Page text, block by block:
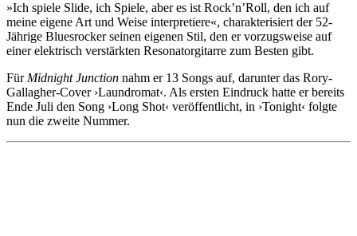
»Ich spiele Slide, ich Spiele, aber es ist Rock’n’Roll, den ich auf
meine eigene Art und Weise interpretiere«, charakterisiert der 52-
Jährige Bluesrocker seinen eigenen Stil, den er vorzugsweise auf
einer elektrisch verstärkten Resonatorgitarre zum Besten gibt.
Für Midnight Junction nahm er 13 Songs auf, darunter das Rory-
Gallagher-Cover ›Laundromat‹. Als ersten Eindruck hatte er bereits
Ende Juli den Song ›Long Shot‹ veröffentlicht, in ›Tonight‹ folgte
nun die zweite Nummer.